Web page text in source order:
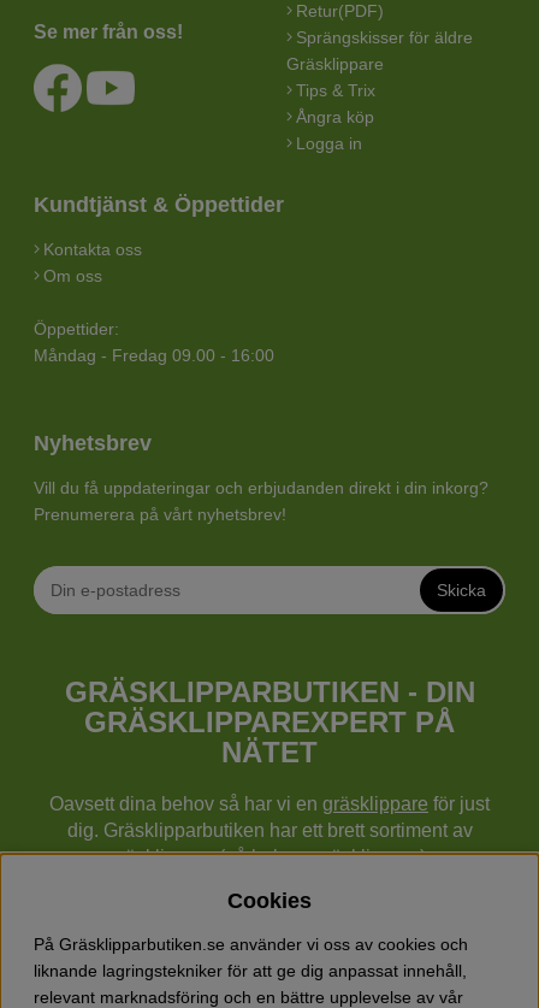
Se mer från oss!
Retur(PDF)
Sprängskisser för äldre
Gräsklippare
Tips & Trix
Ångra köp
Logga in
Kundtjänst & Öppettider
Kontakta oss
Om oss
Öppettider:
Måndag - Fredag 09.00 - 16:00
Nyhetsbrev
Vill du få uppdateringar och erbjudanden direkt i din inkorg?
Prenumerera på vårt nyhetsbrev!
Skicka
GRÄSKLIPPARBUTIKEN - DIN
GRÄSKLIPPAREXPERT PÅ
NÄTET
Oavsett dina behov så har vi en gräsklippare för just
dig. Gräsklipparbutiken har ett brett sortiment av
gräsklippare (gå bakom gräsklippare),
cylindergräsklippare, traktorer mm från Husqvarna,
Klippo och Gardena.
Utöver gräsklippare finns också ett brett sortiment hos
Gräsklipparbutiken med skog & trädgårdsprodukter så
Cookies
På Gräsklipparbutiken.se använder vi oss av cookies och
liknande lagringstekniker för att ge dig anpassat innehåll,
relevant marknadsföring och en bättre upplevelse av vår